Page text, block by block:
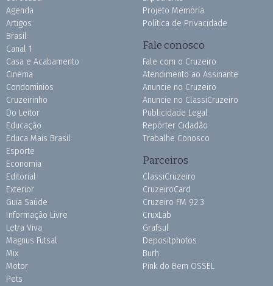
Agenda
Artigos
Brasil
Canal 1
Casa e Acabamento
Cinema
Condomínios
Cruzeirinho
Do Leitor
Educação
Educa Mais Brasil
Esporte
Economia
Editorial
Exterior
Guia Saúde
Informação Livre
Letra Viva
Magnus Futsal
Mix
Motor
Pets
Projeto Memória
Política de Privacidade
Fale conosco
Fale com o Cruzeiro
Atendimento ao Assinante
Anuncie no Cruzeiro
Anuncie no ClassiCruzeiro
Publicidade Legal
Repórter Cidadão
Trabalhe Conosco
Parceiros
ClassiCruzeiro
CruzeiroCard
Cruzeiro FM 92.3
CruxLab
Grafsul
Depositphotos
Burh
Pink do Bem OSSEL